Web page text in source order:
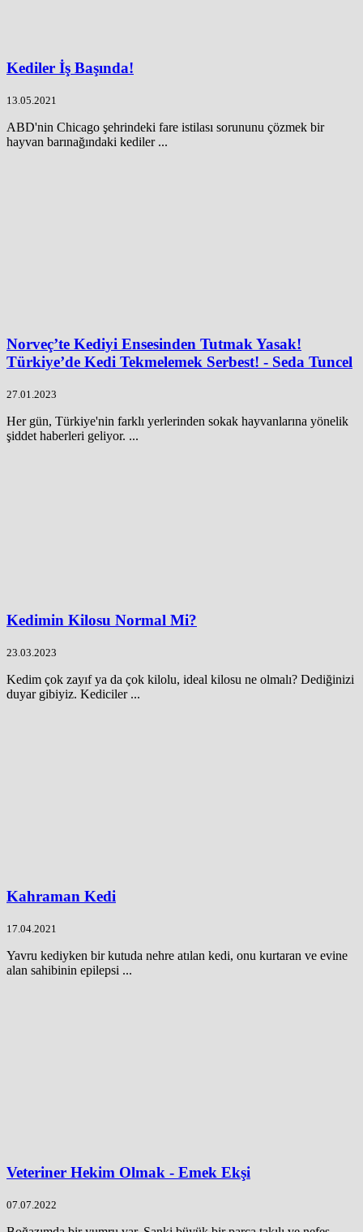
Kediler İş Başında!
13.05.2021
ABD'nin Chicago şehrindeki fare istilası sorununu çözmek bir
hayvan barınağındaki kediler ...
Norveç’te Kediyi Ensesinden Tutmak Yasak!
Türkiye’de Kedi Tekmelemek Serbest! - Seda Tuncel
27.01.2023
Her gün, Türkiye'nin farklı yerlerinden sokak hayvanlarına yönelik
şiddet haberleri geliyor. ...
Kedimin Kilosu Normal Mi?
23.03.2023
Kedim çok zayıf ya da çok kilolu, ideal kilosu ne olmalı? Dediğinizi
duyar gibiyiz. Kediciler ...
Kahraman Kedi
17.04.2021
Yavru kediyken bir kutuda nehre atılan kedi, onu kurtaran ve evine
alan sahibinin epilepsi ...
Veteriner Hekim Olmak - Emek Ekşi
07.07.2022